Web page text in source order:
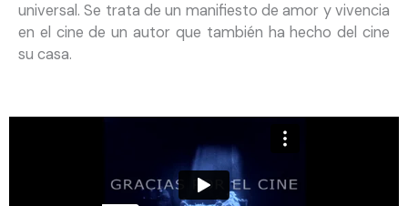
universal. Se trata de un manifiesto de amor y vivencia
en el cine de un autor que también ha hecho del cine
su casa.